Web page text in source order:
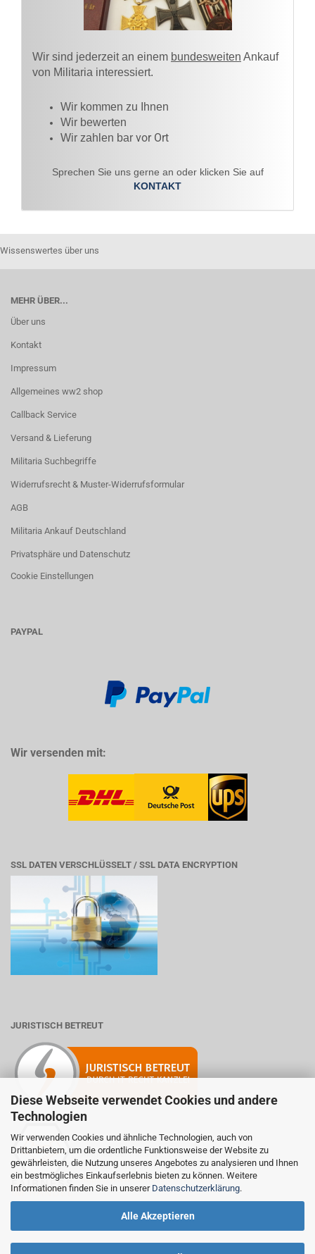
Diese Webseite verwendet Cookies und andere
Technologien
Wir verwenden Cookies und ähnliche Technologien, auch von
Drittanbietern, um die ordentliche Funktionsweise der Website zu
gewährleisten, die Nutzung unseres Angebotes zu analysieren und Ihnen
ein bestmögliches Einkaufserlebnis bieten zu können. Weitere
Informationen finden Sie in unserer Datenschutzerklärung.
Alle Akzeptieren
Wir sind jederzeit an einem bundesweiten Ankauf
von Militaria interessiert.
Wir kommen zu Ihnen​
Wir bewerten
Wir zahlen bar vor Ort
Sprechen Sie uns gerne an oder klicken Sie auf
KONTAKT
Wissenswertes über uns
MEHR ÜBER...
Über uns
Kontakt
Impressum
Allgemeines ww2 shop
Callback Service
Versand & Lieferung
Militaria Suchbegriffe
Widerrufsrecht & Muster-Widerrufsformular
AGB
Militaria Ankauf Deutschland
Privatsphäre und Datenschutz
Cookie Einstellungen
PAYPAL
Wir versenden mit:
SSL DATEN VERSCHLÜSSELT / SSL DATA ENCRYPTION
JURISTISCH BETREUT
Mitglied der Initiative "Fairness im Handel".
Informationen zur Initiative:
https://www.fairness-im-handel.de